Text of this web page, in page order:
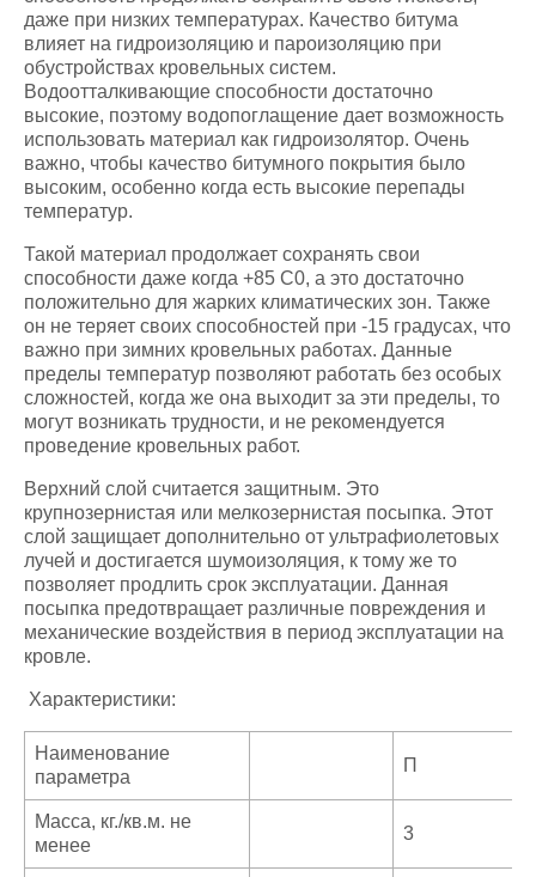
даже при низких температурах. Качество битума
влияет на гидроизоляцию и пароизоляцию при
обустройствах кровельных систем.
Водоотталкивающие способности достаточно
высокие, поэтому водопоглащение дает возможность
использовать материал как гидроизолятор. Очень
важно, чтобы качество битумного покрытия было
высоким, особенно когда есть высокие перепады
температур.
Такой материал продолжает сохранять свои
способности даже когда +85 С0, а это достаточно
положительно для жарких климатических зон. Также
он не теряет своих способностей при -15 градусах, что
важно при зимних кровельных работах. Данные
пределы температур позволяют работать без особых
сложностей, когда же она выходит за эти пределы, то
могут возникать трудности, и не рекомендуется
проведение кровельных работ.
Верхний слой считается защитным. Это
крупнозернистая или мелкозернистая посыпка. Этот
слой защищает дополнительно от ультрафиолетовых
лучей и достигается шумоизоляция, к тому же то
позволяет продлить срок эксплуатации. Данная
посыпка предотвращает различные повреждения и
механические воздействия в период эксплуатации на
кровле.
Характеристики:
Наименование
параметра
П
Масса, кг./кв.м. не
менее
3